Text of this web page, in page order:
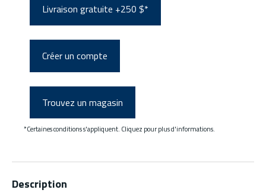
Livraison gratuite +250 $*
Créer un compte
Trouvez un magasin
*Certaines conditions s'appliquent. Cliquez pour plus d'informations.
Description